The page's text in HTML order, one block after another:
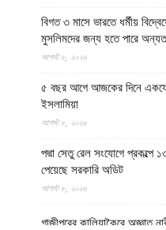
বিগত ৩ মাসে ভারতে ধর্মীয়
মুসলিমদের জন্য হতে পারে
আগস্ট ৮, ২০২৬
৫ বছর আগে আজকের দিনে
ইসলামিয়া
আগস্ট ৮, ২০২৬
পদ্মা সেতু রেল সংযোগে প্রকল্পে
পেয়েছে সরকারি অডিট
আগস্ট ৮, ২০২৬
গাজীপুরের কালিয়াকৈরে অজ্ঞাত